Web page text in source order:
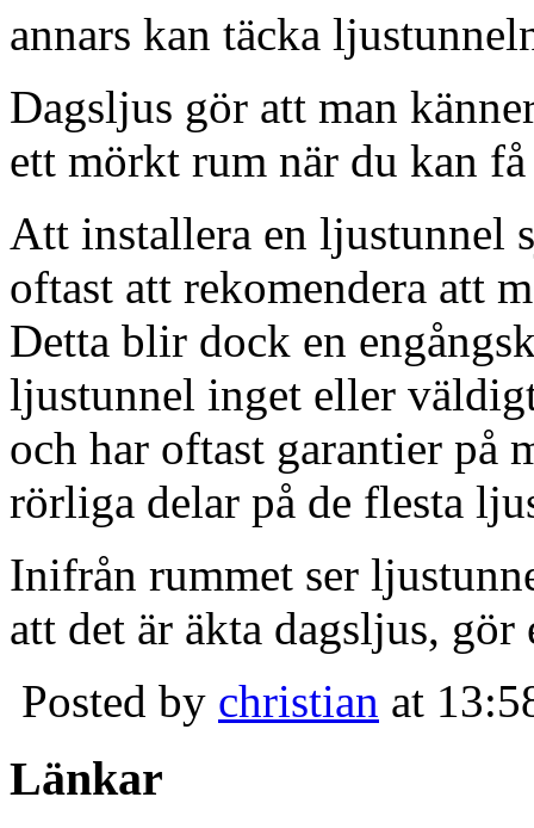
annars kan täcka
Dagsljus gör att man
ett mörkt rum när du kan
Att installera en ljustunnel
oftast att rekomendera att
Detta blir dock en
ljustunnel inget eller
och har oftast garantier på
rörliga delar på de flesta
Inifrån rummet ser
att det är äkta dagsljus,
Posted by christian at
Länkar